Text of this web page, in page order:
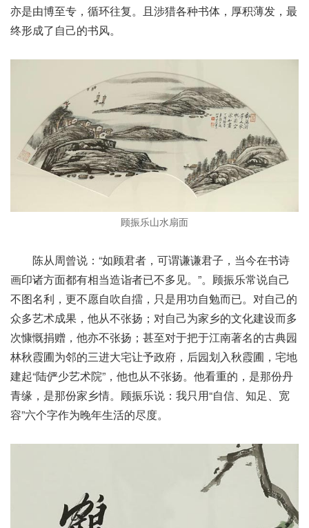
亦是由博至专，循环往复。且涉猎各种书体，厚积薄发，最
终形成了自己的书风。
顾振乐山水扇面
陈从周曾说：“如顾君者，可谓谦谦君子，当今在书诗
画印诸方面都有相当造诣者已不多见。”。顾振乐常说自己
不图名利，更不愿自吹自擂，只是用功自勉而已。对自己的
众多艺术成果，他从不张扬；对自己为家乡的文化建设而多
次慷慨捐赠，他亦不张扬；甚至对于把于江南著名的古典园
林秋霞圃为邻的三进大宅让予政府，后园划入秋霞圃，宅地
建起“陆俨少艺术院”，他也从不张扬。他看重的，是那份丹
青缘，是那份家乡情。顾振乐说：我只用“自信、知足、宽
容”六个字作为晚年生活的尽度。